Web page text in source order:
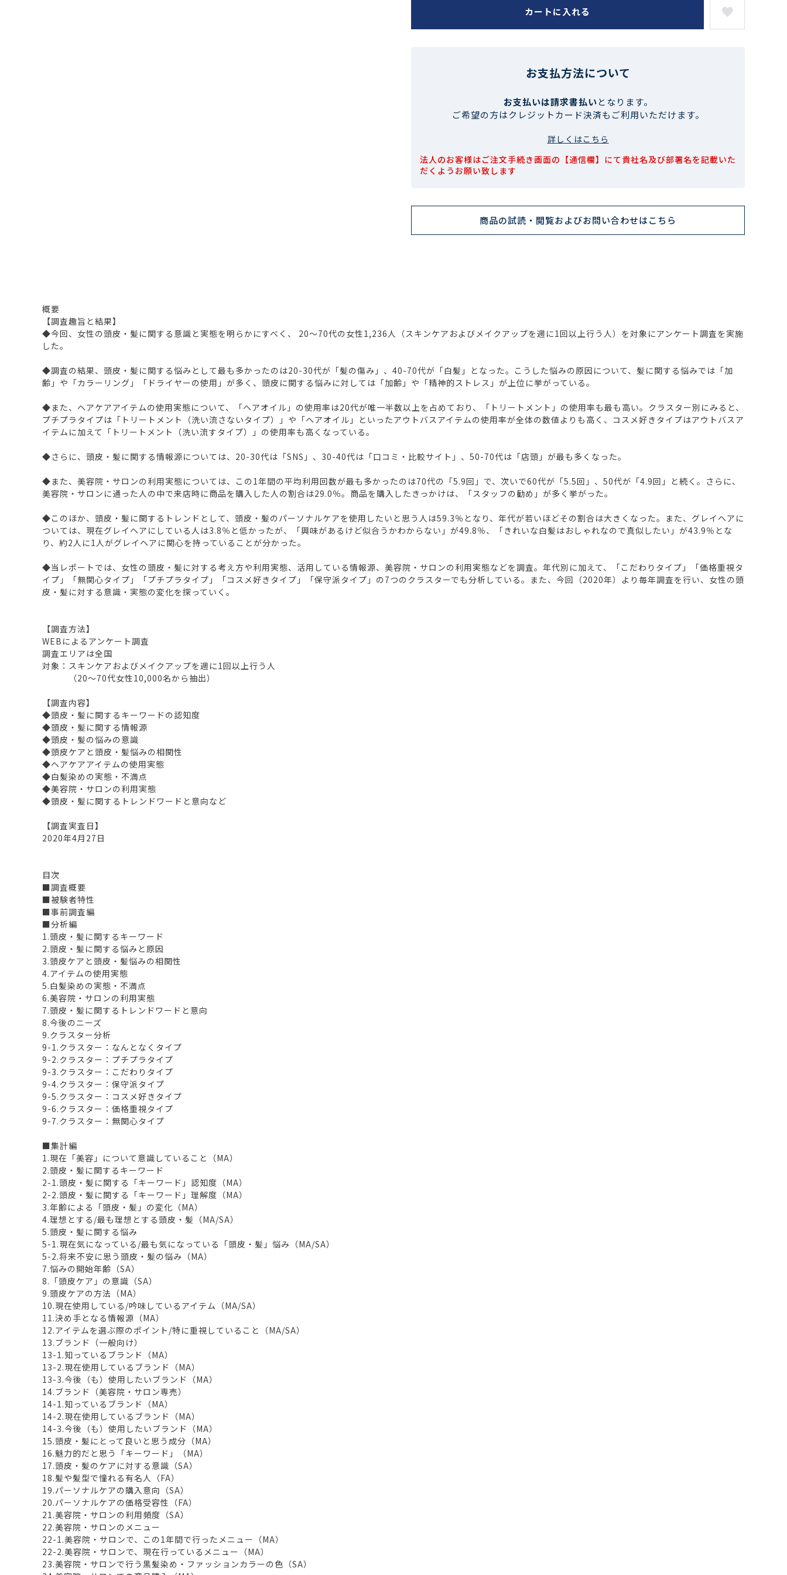
カートに入れる
お支払方法について
お支払いは請求書払いとなります。
ご希望の方はクレジットカード決済もご利用いただけます。
詳しくはこちら
法人のお客様はご注文手続き画面の【通信欄】にて貴社名及び部署名を記載いた
だくようお願い致します
商品の試読・閲覧およびお問い合わせはこちら
概要
【調査趣旨と結果】
◆今回、女性の頭皮・髪に関する意識と実態を明らかにすべく、 20～70代の女性1,236人（スキンケアおよびメイクアップを週に1回以上行う人）を対象にアンケート調査を実施
した。
◆調査の結果、頭皮・髪に関する悩みとして最も多かったのは20-30代が「髪の傷み」、40-70代が「白髪」となった。こうした悩みの原因について、髪に関する悩みでは「加
齢」や「カラーリング」「ドライヤーの使用」が多く、頭皮に関する悩みに対しては「加齢」や「精神的ストレス」が上位に挙がっている。
◆また、ヘアケアアイテムの使用実態について、「ヘアオイル」の使用率は20代が唯一半数以上を占めており、「トリートメント」の使用率も最も高い。クラスター別にみると、
プチプラタイプは「トリートメント（洗い流さないタイプ）」や「ヘアオイル」といったアウトバスアイテムの使用率が全体の数値よりも高く、コスメ好きタイプはアウトバスア
イテムに加えて「トリートメント（洗い流すタイプ）」の使用率も高くなっている。
◆さらに、頭皮・髪に関する情報源については、20-30代は「SNS」、30-40代は「口コミ・比較サイト」、50-70代は「店頭」が最も多くなった。
◆また、美容院・サロンの利用実態については、この1年間の平均利用回数が最も多かったのは70代の「5.9回」で、次いで60代が「5.5回」、50代が「4.9回」と続く。さらに、
美容院・サロンに通った人の中で来店時に商品を購入した人の割合は29.0％。商品を購入したきっかけは、「スタッフの勧め」が多く挙がった。
◆このほか、頭皮・髪に関するトレンドとして、頭皮・髪のパーソナルケアを使用したいと思う人は59.3％となり、年代が若いほどその割合は大きくなった。また、グレイヘアに
ついては、現在グレイヘアにしている人は3.8％と低かったが、「興味があるけど似合うかわからない」が49.8％、「きれいな白髪はおしゃれなので真似したい」が43.9％とな
り、約2人に1人がグレイヘアに関心を持っていることが分かった。
◆当レポートでは、女性の頭皮・髪に対する考え方や利用実態、活用している情報源、美容院・サロンの利用実態などを調査。年代別に加えて、「こだわりタイプ」「価格重視タ
イプ」「無関心タイプ」「プチプラタイプ」「コスメ好きタイプ」「保守派タイプ」の7つのクラスターでも分析している。また、今回（2020年）より毎年調査を行い、女性の頭
皮・髪に対する意識・実態の変化を探っていく。
【調査方法】
WEBによるアンケート調査
調査エリアは全国
対象：スキンケアおよびメイクアップを週に1回以上行う人
（20～70代女性10,000名から抽出）
【調査内容】
◆頭皮・髪に関するキーワードの認知度
◆頭皮・髪に関する情報源
◆頭皮・髪の悩みの意識
◆頭皮ケアと頭皮・髪悩みの相関性
◆ヘアケアアイテムの使用実態
◆白髪染めの実態・不満点
◆美容院・サロンの利用実態
◆頭皮・髪に関するトレンドワードと意向など
【調査実査日】
2020年4月27日
目次
■調査概要
■被験者特性
■事前調査編
■分析編
1.頭皮・髪に関するキーワード
2.頭皮・髪に関する悩みと原因
3.頭皮ケアと頭皮・髪悩みの相関性
4.アイテムの使用実態
5.白髪染めの実態・不満点
6.美容院・サロンの利用実態
7.頭皮・髪に関するトレンドワードと意向
8.今後のニーズ
9.クラスター分析
9-1.クラスター：なんとなくタイプ
9-2.クラスター：プチプラタイプ
9-3.クラスター：こだわりタイプ
9-4.クラスター：保守派タイプ
9-5.クラスター：コスメ好きタイプ
9-6.クラスター：価格重視タイプ
9-7.クラスター：無関心タイプ
■集計編
1.現在「美容」について意識していること（MA）
2.頭皮・髪に関するキーワード
2-1.頭皮・髪に関する「キーワード」認知度（MA）
2-2.頭皮・髪に関する「キーワード」理解度（MA）
3.年齢による「頭皮・髪」の変化（MA）
4.理想とする/最も理想とする頭皮・髪（MA/SA）
5.頭皮・髪に関する悩み
5-1.現在気になっている/最も気になっている「頭皮・髪」悩み（MA/SA）
5-2.将来不安に思う頭皮・髪の悩み（MA）
7.悩みの開始年齢（SA）
8.「頭皮ケア」の意識（SA）
9.頭皮ケアの方法（MA）
10.現在使用している/吟味しているアイテム（MA/SA）
11.決め手となる情報源（MA）
12.アイテムを選ぶ際のポイント/特に重視していること（MA/SA）
13.ブランド（一般向け）
13-1.知っているブランド（MA）
13-2.現在使用しているブランド（MA）
13-3.今後（も）使用したいブランド（MA）
14.ブランド（美容院・サロン専売）
14-1.知っているブランド（MA）
14-2.現在使用しているブランド（MA）
14-3.今後（も）使用したいブランド（MA）
15.頭皮・髪にとって良いと思う成分（MA）
16.魅力的だと思う「キーワード」（MA）
17.頭皮・髪のケアに対する意識（SA）
18.髪や髪型で憧れる有名人（FA）
19.パーソナルケアの購入意向（SA）
20.パーソナルケアの価格受容性（FA）
21.美容院・サロンの利用頻度（SA）
22.美容院・サロンのメニュー
22-1.美容院・サロンで、この1年間で行ったメニュー（MA）
22-2.美容院・サロンで、現在行っているメニュー（MA）
23.美容院・サロンで行う黒髪染め・ファッションカラーの色（SA）